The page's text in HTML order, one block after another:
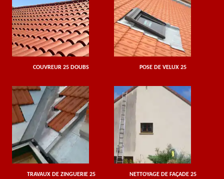
COUVREUR 25 DOUBS POSE DE VELUX 25
TRAVAUX DE ZINGUERIE 25 NETTOYAGE DE FAÇADE 25